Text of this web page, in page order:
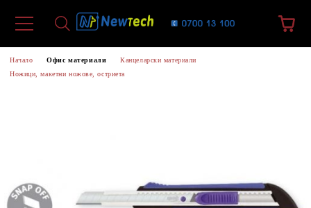
Начало Офис материали
Канцеларски материали
Ножици, макетни ножове, остриета